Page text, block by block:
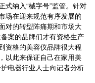
纳入“械字号”监管。针对
场在迎来规范有序发展的
对的转型阵痛期和市场大
案的品牌们才有资格生产
资格的美容仪品牌很大程
以此来保证自己在家用美
电器行业人士向记者分析